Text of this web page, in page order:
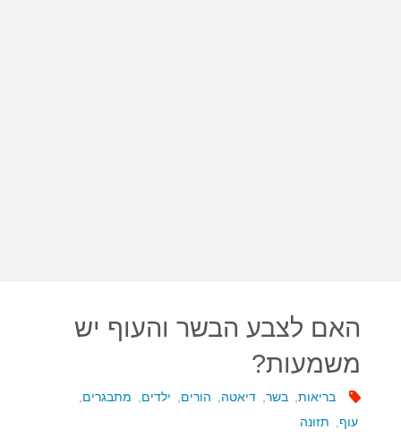
האם לצבע הבשר והעוף יש
משמעות?
בריאות בשר דיאטה הורים ילדים מתבגרים
עוף, תזונה